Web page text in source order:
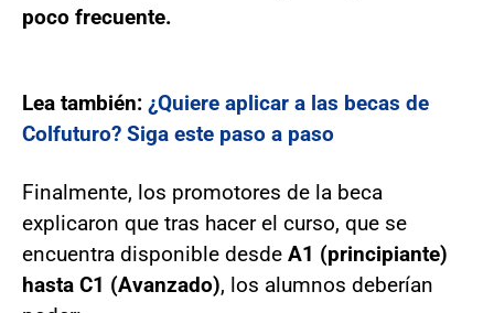
poco frecuente.
Lea también: ¿Quiere aplicar a las becas de
Colfuturo? Siga este paso a paso
Finalmente, los promotores de la beca
explicaron que tras hacer el curso, que se
encuentra disponible desde A1 (principiante)
hasta C1 (Avanzado), los alumnos deberían